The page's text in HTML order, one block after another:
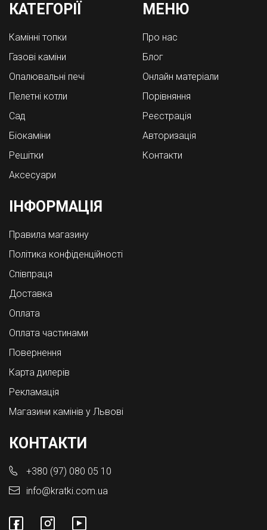
КАТЕГОРІЇ
Камінні топки
Газові каміни
Опалювальні печі
Пелетні котли
Cад
Біокаміни
Решітки
Аксесуари
МЕНЮ
Про нас
Блог
Онлайн матеріали
Порівняння
Реєстрація
Авторизація
Контакти
ІНФОРМАЦІЯ
Правила магазину
Політика конфіденційності
Співпраця
Доставка
Оплата
Оплата частинами
Повернення
Карта дилерів
Рекламація
Магазини камінів у Львові
КОНТАКТИ
+380 (97) 080 05 10
info@kratki.com.ua